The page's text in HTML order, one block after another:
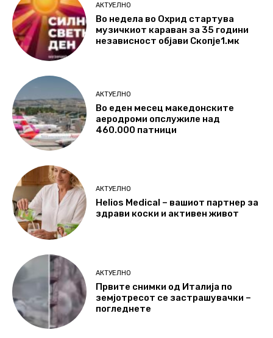
АКТУЕЛНО
Во недела во Охрид стартува
музичкиот караван за 35 години
независност објави Скопје1.мк
АКТУЕЛНО
Во еден месец македонските
аеродроми опслужиле над
460.000 патници
АКТУЕЛНО
Helios Medical – вашиот партнер за
здрави коски и активен живот
АКТУЕЛНО
Првите снимки од Италија по
земјотресот се застрашувачки –
погледнете